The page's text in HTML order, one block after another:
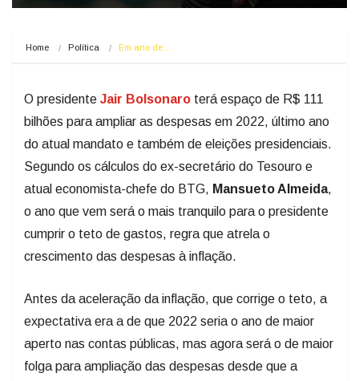
Home Política Em ano de…
O presidente Jair Bolsonaro terá espaço de R$ 111
bilhões para ampliar as despesas em 2022, último ano
do atual mandato e também de eleições presidenciais.
Segundo os cálculos do ex-secretário do Tesouro e
atual economista-chefe do BTG, Mansueto Almeida,
o ano que vem será o mais tranquilo para o presidente
cumprir o teto de gastos, regra que atrela o
crescimento das despesas à inflação.
Antes da aceleração da inflação, que corrige o teto, a
expectativa era a de que 2022 seria o ano de maior
aperto nas contas públicas, mas agora será o de maior
folga para ampliação das despesas desde que a